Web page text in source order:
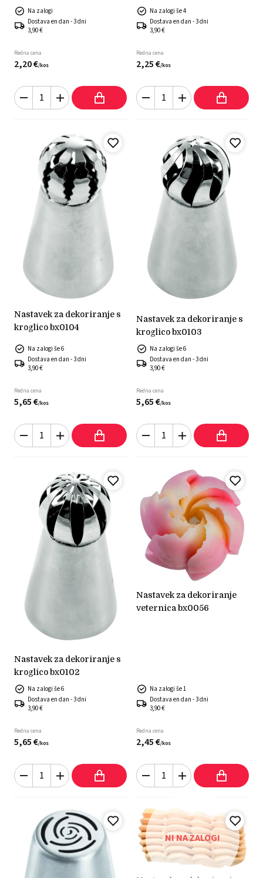
Na zalogi
Dostava en dan - 3 dni
3,90 €
Redna cena
2,20€/kos
Na zalogi še 4
Dostava en dan - 3 dni
3,90 €
Redna cena
2,25€/kos
nastavek za dekoriranje s
kroglico bx0104
Na zalogi še 6
Dostava en dan - 3 dni
3,90 €
Redna cena
5,65€/kos
nastavek za dekoriranje s
kroglico bx0103
Na zalogi še 6
Dostava en dan - 3 dni
3,90 €
Redna cena
5,65€/kos
nastavek za dekoriranje s
kroglico bx0102
Na zalogi še 6
Dostava en dan - 3 dni
3,90 €
Redna cena
5,65€/kos
nastavek za dekoriranje
veternica bx0056
Na zalogi še 1
Dostava en dan - 3 dni
3,90 €
Redna cena
2,45€/kos
NI NA ZALOGI